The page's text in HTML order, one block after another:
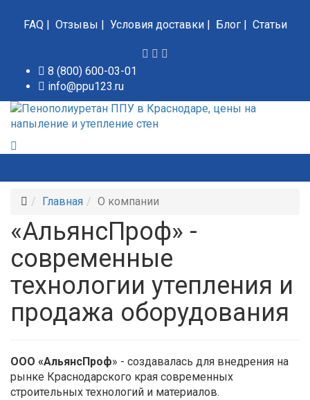
FAQ| Отзывы | Условия доставки| Блог| Статьи
8 (800) 600-03-01
info@ppu123.ru
Главная О компании
«АльянсПроф» -
современные
технологии утепления и
продажа оборудования
ООО «АльянсПроф» - создавалась для внедрения на
рынке Краснодарского края современных
строительных технологий и материалов.